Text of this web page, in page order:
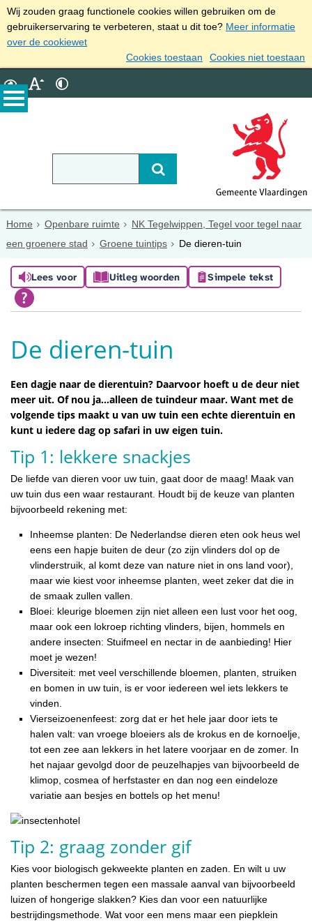
Wij zouden graag functionele cookies willen gebruiken om de
gebruikerservaring te verbeteren, staat u dit toe? Meer informatie
over de cookiewet
Cookies toestaan
Cookies niet toestaan
Home Openbare ruimte
NK Tegelwippen, Tegel voor tegel naar
een groenere stad
Groene tuintips De dieren-tuin
Lees voor Uitleg woorden Simpele tekst
De dieren-tuin
Een dagje naar de dierentuin? Daarvoor hoeft u de deur niet
meer uit. Of nou ja…alleen de tuindeur maar. Want met de
volgende tips maakt u van uw tuin een echte dierentuin en
kunt u iedere dag op safari in uw eigen tuin.
Tip 1: lekkere snackjes
De liefde van dieren voor uw tuin, gaat door de maag! Maak van
uw tuin dus een waar restaurant. Houdt bij de keuze van planten
bijvoorbeeld rekening met:
Inheemse planten: De Nederlandse dieren eten ook heus wel
eens een hapje buiten de deur (zo zijn vlinders dol op de
vlinderstruik, al komt deze van nature niet in ons land voor),
maar wie kiest voor inheemse planten, weet zeker dat die in
de smaak zullen vallen.
Bloei: kleurige bloemen zijn niet alleen een lust voor het oog,
maar ook een lokroep richting vlinders, bijen, hommels en
andere insecten: Stuifmeel en nectar in de aanbieding! Hier
moet je wezen!
Diversiteit: met veel verschillende bloemen, planten, struiken
en bomen in uw tuin, is er voor iedereen wel iets lekkers te
vinden.
Vierseizoenenfeest: zorg dat er het hele jaar door iets te
halen valt: van vroege bloeiers als de krokus en de kornoelje,
tot een zee aan lekkers in het latere voorjaar en de zomer. In
het najaar gevolgd door de peuzelhapjes van bijvoorbeeld de
klimop, cosmea of herfstaster en dan nog een eindeloze
variatie aan besjes en bottels op het menu!
Tip 2: graag zonder gif
Kies voor biologisch gekweekte planten en zaden. En wilt u uw
planten beschermen tegen een massale aanval van bijvoorbeeld
luizen of hongerige slakken? Kies dan voor een natuurlijke
bestrijdingsmethode. Wat voor een mens maar een piepklein